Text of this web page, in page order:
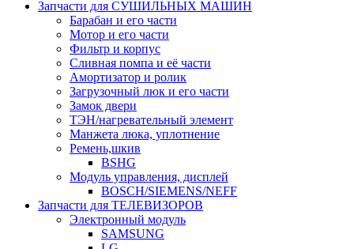
Запчасти для СУШИЛЬНЫХ МАШИН
Барабан и его части
Мотор и его части
Фильтр и корпус
Сливная помпа и её части
Амортизатор и ролик
Загрузочный люк и его части
Замок двери
ТЭН/нагревательный элемент
Манжета люка, уплотнение
Ремень,шкив
BSHG
Модуль управления, дисплей
BOSCH/SIEMENS/NEFF
Запчасти для ТЕЛЕВИЗОРОВ
Электронный модуль
SAMSUNG